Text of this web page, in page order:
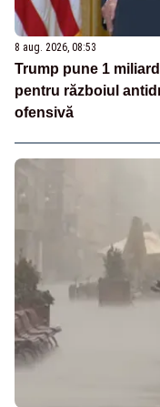
8 aug. 2026, 08:53
Trump pune 1
pentru războiul
ofensivă